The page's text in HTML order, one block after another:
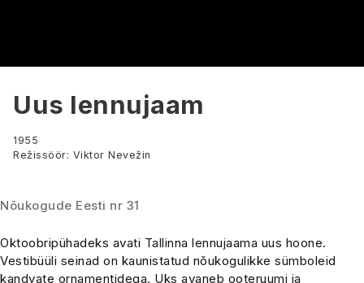
Uus lennujaam
1955
Režissöör: Viktor Nevežin
Nõukogude Eesti nr 31
Oktoobripühadeks avati Tallinna lennujaama uus hoone.
Vestibüüli seinad on kaunistatud nõukogulikke sümboleid
kandvate ornamentidega. Uks avaneb ooteruumi ja